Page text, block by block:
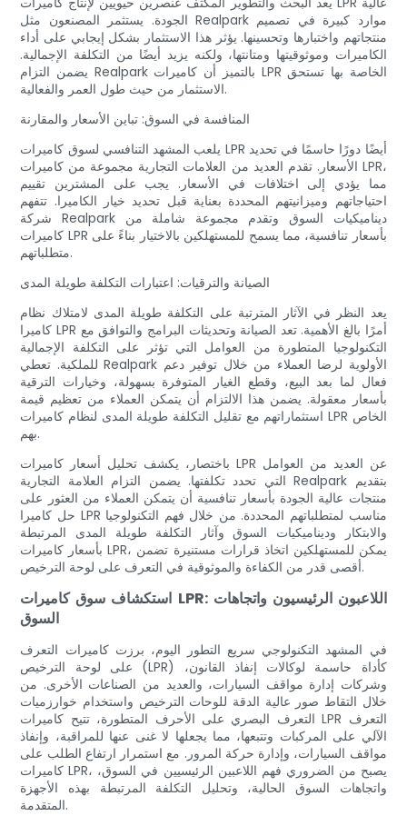
الجودة. يستثمر المصنعون مثل Realpark موارد كبيرة في تصميم
منتجاتهم واختبارها وتحسينها. يؤثر هذا الاستثمار بشكل إيجابي على أداء
الكاميرات وموثوقيتها ومتانتها، ولكنه يزيد أيضًا من التكلفة الإجمالية.
يضمن التزام Realpark بالتميز أن كاميرات LPR الخاصة بها تستحق
الاستثمار من حيث طول العمر والفعالية.
المنافسة في السوق: تباين الأسعار والمقارنة
يلعب المشهد التنافسي لسوق كاميرات LPR أيضًا دورًا حاسمًا في تحديد
الأسعار. تقدم العديد من العلامات التجارية مجموعة من كاميرات LPR،
مما يؤدي إلى اختلافات في الأسعار. يجب على المشترين تقييم
احتياجاتهم وميزانيتهم ​​المحددة بعناية قبل تحديد خيار الكاميرا. تتفهم
شركة Realpark ديناميكيات السوق وتقدم مجموعة شاملة من
كاميرات LPR بأسعار تنافسية، مما يسمح للمستهلكين بالاختيار بناءً على
متطلباتهم.
الصيانة والترقيات: اعتبارات التكلفة طويلة المدى
يعد النظر في الآثار المترتبة على التكلفة طويلة المدى لامتلاك نظام
كاميرا LPR أمرًا بالغ الأهمية. تعد الصيانة وتحديثات البرامج والتوافق مع
التكنولوجيا المتطورة من العوامل التي تؤثر على التكلفة الإجمالية
للملكية. تعطي Realpark الأولوية لرضا العملاء من خلال توفير دعم
فعال لما بعد البيع، وقطع الغيار المتوفرة بسهولة، وخيارات الترقية
بأسعار معقولة. يضمن هذا الالتزام أن يتمكن العملاء من تعظيم قيمة
استثماراتهم مع تقليل التكلفة طويلة المدى لنظام كاميرات LPR الخاص
بهم.
باختصار، يكشف تحليل أسعار كاميرات LPR عن العديد من العوامل
التي تحدد تكلفتها. يضمن التزام العلامة التجارية Realpark بتقديم
منتجات عالية الجودة بأسعار تنافسية أن يتمكن العملاء من العثور على
حل كاميرا LPR مناسب لمتطلباتهم المحددة. من خلال فهم التكنولوجيا
والابتكار وديناميكيات السوق وآثار التكلفة طويلة المدى المرتبطة
بأسعار كاميرات LPR، يمكن للمستهلكين اتخاذ قرارات مستنيرة تضمن
أقصى قدر من الكفاءة والموثوقية في التعرف على لوحة الترخيص.
استكشاف سوق كاميرات LPR: اللاعبون الرئيسيون واتجاهات
السوق
في المشهد التكنولوجي سريع التطور اليوم، برزت كاميرات التعرف
على لوحة الترخيص (LPR) كأداة حاسمة لوكالات إنفاذ القانون،
وشركات إدارة مواقف السيارات، والعديد من الصناعات الأخرى. من
خلال التقاط صور عالية الدقة للوحات الترخيص واستخدام خوارزميات
التعرف البصري على الأحرف المتطورة، تتيح كاميرات LPR التعرف
الآلي على المركبات وتتبعها، مما يجعلها لا غنى عنها للمراقبة، وإنفاذ
مواقف السيارات، وإدارة حركة المرور. مع استمرار ارتفاع الطلب على
كاميرات LPR، يصبح من الضروري فهم اللاعبين الرئيسيين في السوق،
واتجاهات السوق الحالية، وتحليل التكلفة المرتبطة بهذه الأجهزة
المتقدمة.